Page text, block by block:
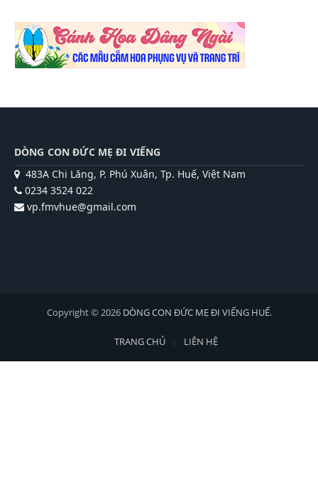
DÒNG CON ĐỨC MẸ ĐI VIẾNG
483A Chi Lăng, P. Phú Xuân, Tp. Huế, Việt Nam
0234 3524 022
vp.fmvhue@gmail.com
Copyright © 2026 DÒNG CON ĐỨC MẸ ĐI VIẾNG HUẾ.
TRANG CHỦ LIÊN HỆ